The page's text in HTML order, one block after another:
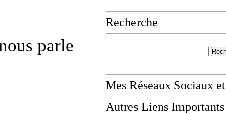
parle
Recherche
Mes Réseaux Sociaux et
Autres Liens Importants